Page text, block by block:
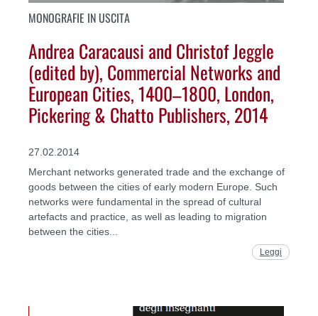
MONOGRAFIE IN USCITA
Andrea Caracausi and Christof Jeggle
(edited by), Commercial Networks and
European Cities, 1400–1800, London,
Pickering & Chatto Publishers, 2014
27.02.2014
Merchant networks generated trade and the exchange of
goods between the cities of early modern Europe. Such
networks were fundamental in the spread of cultural
artefacts and practice, as well as leading to migration
between the cities...
Leggi